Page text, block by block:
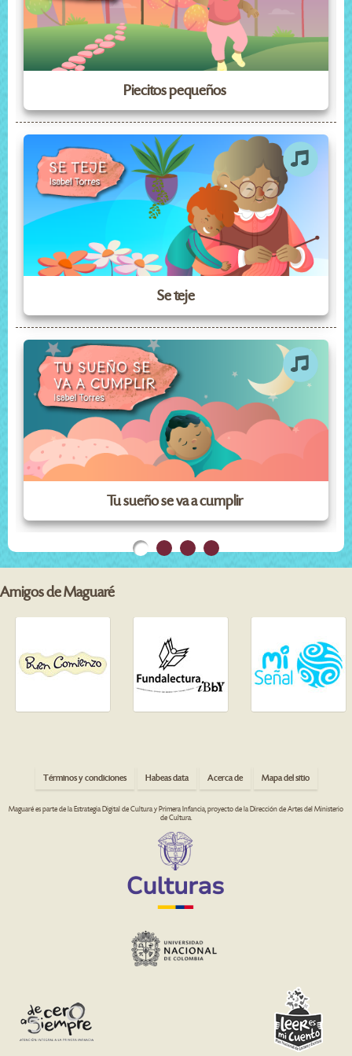
Piecitos pequeños
Se teje
Tu sueño se va a cumplir
Amigos de Maguaré
Términos y condiciones Habeas data Acerca de Mapa del sitio
Maguaré es parte de la Estrategia Digital de Cultura y Primera Infancia, proyecto de la Dirección de Artes del Ministerio
de Cultura.